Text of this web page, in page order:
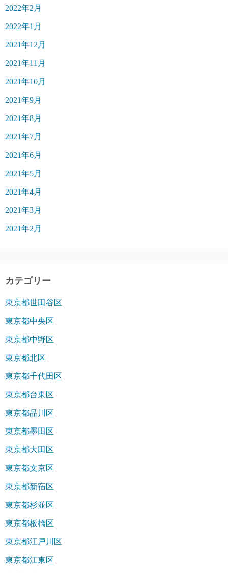
2022年2月
2022年1月
2021年12月
2021年11月
2021年10月
2021年9月
2021年8月
2021年7月
2021年6月
2021年5月
2021年4月
2021年3月
2021年2月
カテゴリー
東京都世田谷区
東京都中央区
東京都中野区
東京都北区
東京都千代田区
東京都台東区
東京都品川区
東京都墨田区
東京都大田区
東京都文京区
東京都新宿区
東京都杉並区
東京都板橋区
東京都江戸川区
東京都江東区